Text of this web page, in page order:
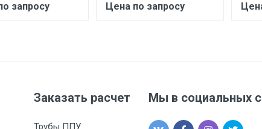
запросу Цена по запросу
Заказать расчет
Трубы ППУ
Мы в социальных